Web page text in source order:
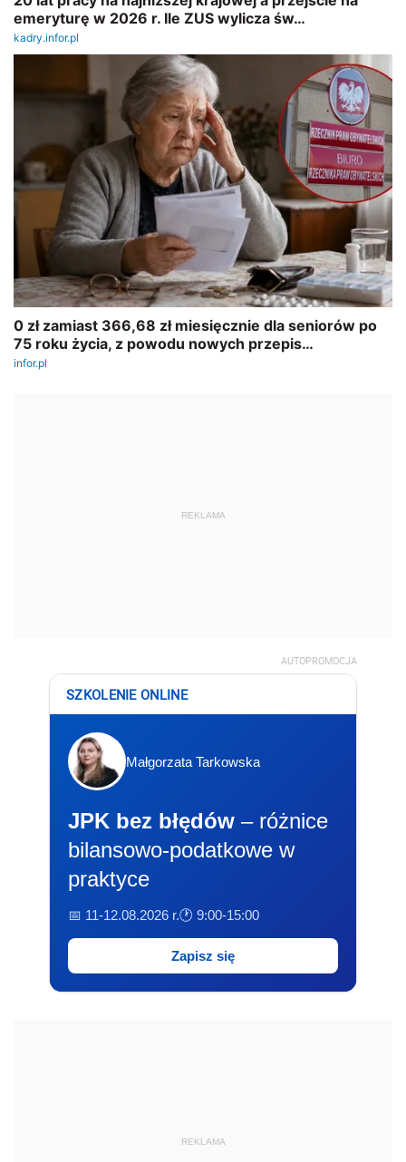
REKLAMA
AUTOPROMOCJA
SZKOLENIE ONLINE
Małgorzata Tarkowska
JPK bez błędów – różnice
bilansowo-podatkowe w
praktyce
📅 11-12.08.2026 r.🕐 9:00-15:00
Zapisz się
REKLAMA